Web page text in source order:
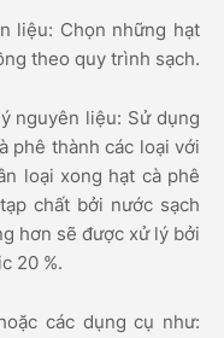
liệu: Chọn những hạt
theo quy trình sạch.
nguyên liệu: Sử dụng
phê thành các loại với
loại xong hạt cà phê
chất bởi nước sạch
hơn sẽ được xử lý bởi
20 %.
các dụng cụ như: